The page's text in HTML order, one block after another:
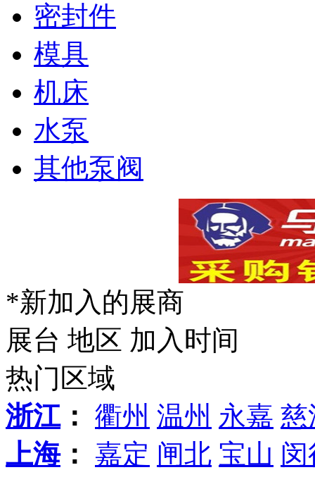
密封件
模具
机床
水泵
其他泵阀
*新加入的展商
展台 地区 加入时间
热门区域
浙江： 衢州 温州 永嘉 慈
上海： 嘉定 闸北 宝山 闵